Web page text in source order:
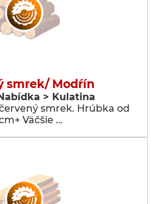
smrek/ Modŕín
> Kulatina
smrek. Hrúbka od
Väčšie …